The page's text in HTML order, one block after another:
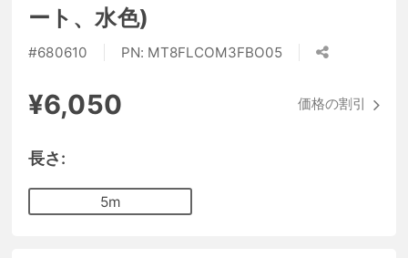
ート、水色)
#680610 PN: MT8FLCOM3FBO05
¥6,050 価格の割引
長さ:
5m